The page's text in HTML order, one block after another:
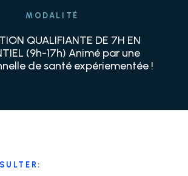
MODALITÉ
QUALIFIANTE DE 7H EN
(9h-17h) Animé par une
de santé expériementée !